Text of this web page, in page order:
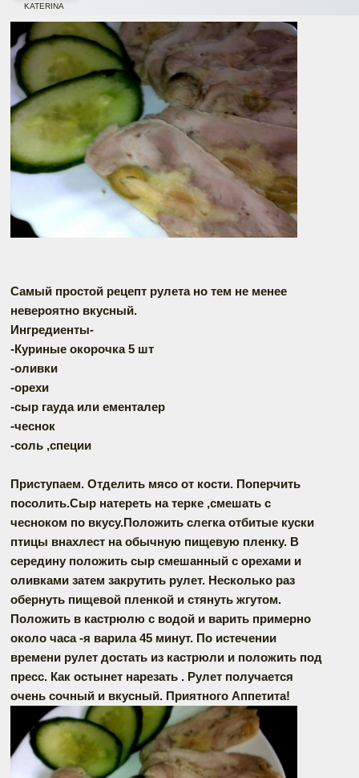
KATERINA
Самый простой рецепт рулета но тем не менее
невероятно вкусный.
Ингредиенты-
-Куриные окорочка 5 шт
-оливки
-орехи
-сыр гауда или ементалер
-чеснок
-соль ,специи
Приступаем. Отделить мясо от кости. Поперчить
посолить.Сыр натереть на терке ,смешать с
чесноком по вкусу.Положить слегка отбитые куски
птицы внахлест на обычную пищевую пленку. В
середину положить сыр смешанный с орехами и
оливками затем закрутить рулет. Несколько раз
обернуть пищевой пленкой и стянуть жгутом.
Положить в кастрюлю с водой и варить примерно
около часа -я варила 45 минут. По истечении
времени рулет достать из кастрюли и положить под
пресс. Как остынет нарезать . Рулет получается
очень сочный и вкусный. Приятного Аппетита!